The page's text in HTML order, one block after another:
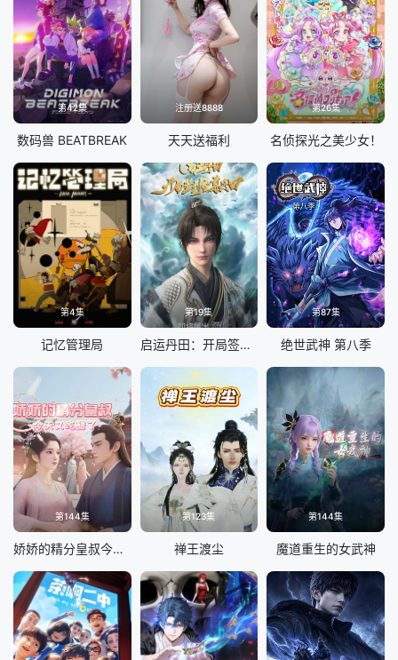
第42集
数码兽 BEATBREAK
注册送8888
天天送福利
第26集
名侦探光之美少女！
第4集
记忆管理局
第19集
启运丹田：开局签到至尊丹田
第87集
绝世武神 第八季
第144集
娇娇的精分皇叔今天又吃醋了
第123集
禅王渡尘
第144集
魔道重生的女武神